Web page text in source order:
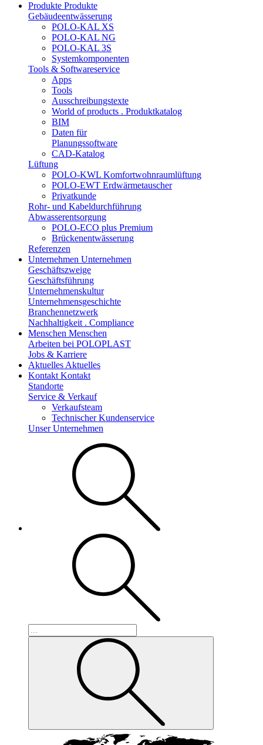
Produkte Produkte
Gebäudeentwässerung
POLO-KAL XS
POLO-KAL NG
POLO-KAL 3S
Systemkomponenten
Tools & Softwareservice
Apps
Tools
Ausschreibungstexte
World of products . Produktkatalog
BIM
Daten für
Planungssoftware
CAD-Katalog
Lüftung
POLO-KWL Komfortwohnraumlüftung
POLO-EWT Erdwärmetauscher
Privatkunde
Rohr- und Kabeldurchführung
Abwasserentsorgung
POLO-ECO plus Premium
Brückenentwässerung
Referenzen
Unternehmen Unternehmen
Geschäftszweige
Geschäftsführung
Unternehmenskultur
Unternehmensgeschichte
Branchennetzwerk
Nachhaltigkeit . Compliance
Menschen Menschen
Arbeiten bei POLOPLAST
Jobs & Karriere
Aktuelles Aktuelles
Kontakt Kontakt
Standorte
Service & Verkauf
Verkaufsteam
Technischer Kundenservice
Unser Unternehmen